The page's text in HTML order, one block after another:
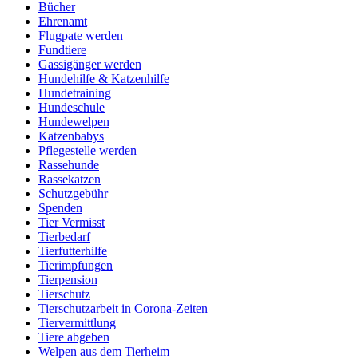
Bücher
Ehrenamt
Flugpate werden
Fundtiere
Gassigänger werden
Hundehilfe & Katzenhilfe
Hundetraining
Hundeschule
Hundewelpen
Katzenbabys
Pflegestelle werden
Rassehunde
Rassekatzen
Schutzgebühr
Spenden
Tier Vermisst
Tierbedarf
Tierfutterhilfe
Tierimpfungen
Tierpension
Tierschutz
Tierschutzarbeit in Corona-Zeiten
Tiervermittlung
Tiere abgeben
Welpen aus dem Tierheim